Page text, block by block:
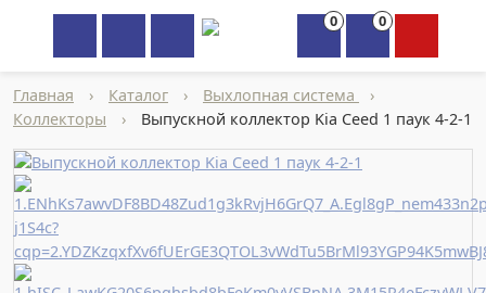
0 0
×
Главная › Каталог › Выхлопная система
›
Коллекторы
› Выпускной коллектор Kia Ceed 1 паук 4-2-1